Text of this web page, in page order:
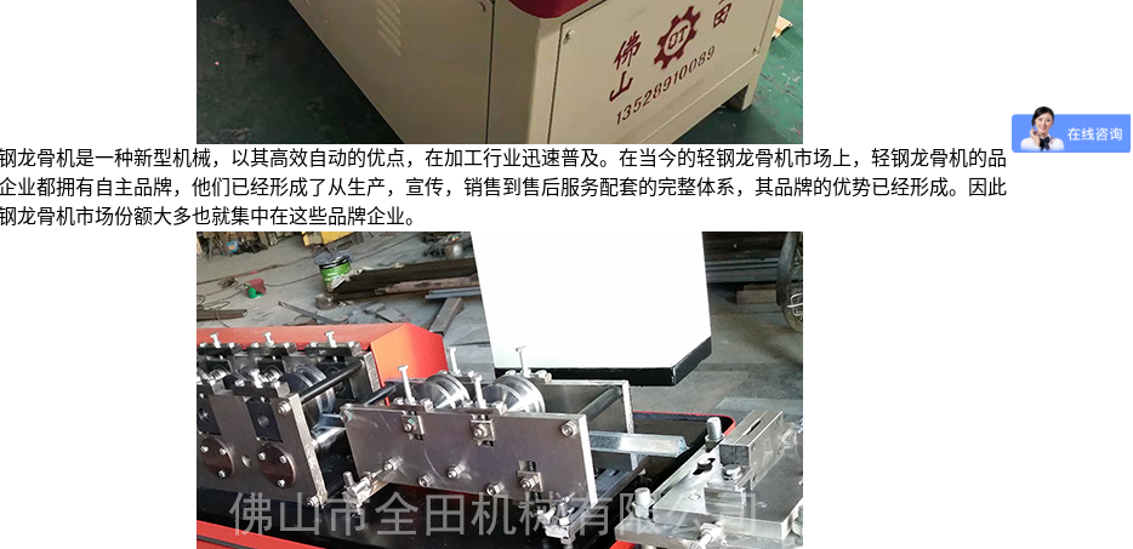
龙骨机是一种新型机械，以其高效自动的优点，在加工行业迅速普及。在当今的轻钢龙骨机市场上，轻钢龙骨机的品
业都拥有自主品牌，他们已经形成了从生产，宣传，销售到售后服务配套的完整体系，其品牌的优势已经形成。因此
龙骨机市场份额大多也就集中在这些品牌企业。